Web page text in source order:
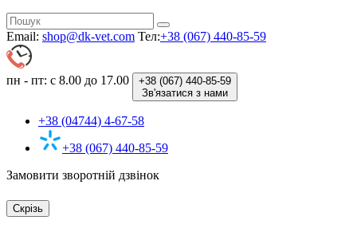
Email: shop@dk-vet.com Тел:+38 (067) 440-85-59
пн - пт: с 8.00 до 17.00 +38 (067) 440-85-59
Зв'язатися з нами
+38 (04744) 4-67-58
+38 (067) 440-85-59
Замовити зворотній дзвінок
Скрізь